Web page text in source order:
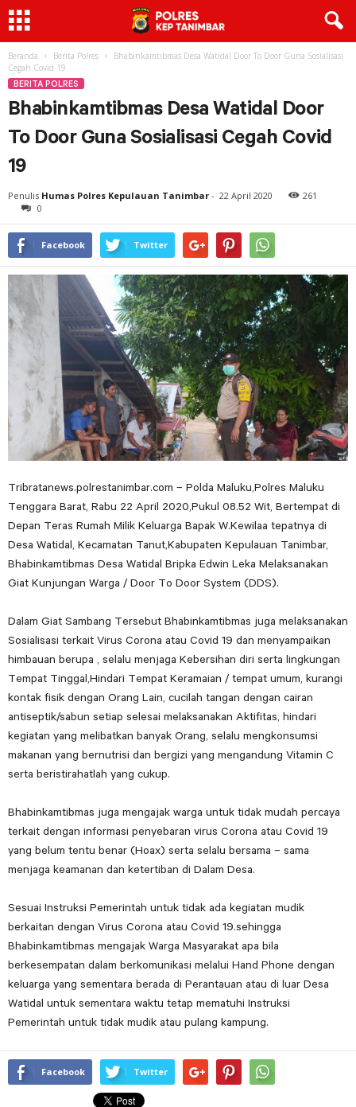
Beranda Berita Polres
Bhabinkamtibmas Desa Watidal Door To Door Guna Sosialisasi
Cegah Covid 19
BERITA POLRES
Bhabinkamtibmas Desa Watidal Door
To Door Guna Sosialisasi Cegah Covid
19
Penulis Humas Polres Kepulauan Tanimbar - 22 April 2020
261
0
Facebook Twitter
Tribratanews.polrestanimbar.com – Polda Maluku,Polres Maluku
Tenggara Barat, Rabu 22 April 2020,Pukul 08.52 Wit, Bertempat di
Depan Teras Rumah Milik Keluarga Bapak W.Kewilaa tepatnya di
Desa Watidal, Kecamatan Tanut,Kabupaten Kepulauan Tanimbar,
Bhabinkamtibmas Desa Watidal Bripka Edwin Leka Melaksanakan
Giat Kunjungan Warga / Door To Door System (DDS).
Dalam Giat Sambang Tersebut Bhabinkamtibmas juga melaksanakan
Sosialisasi terkait Virus Corona atau Covid 19 dan menyampaikan
himbauan berupa , selalu menjaga Kebersihan diri serta lingkungan
Tempat Tinggal,Hindari Tempat Keramaian / tempat umum, kurangi
kontak fisik dengan Orang Lain, cucilah tangan dengan cairan
antiseptik/sabun setiap selesai melaksanakan Aktifitas, hindari
kegiatan yang melibatkan banyak Orang, selalu mengkonsumsi
makanan yang bernutrisi dan bergizi yang mengandung Vitamin C
serta beristirahatlah yang cukup.
Bhabinkamtibmas juga mengajak warga untuk tidak mudah percaya
terkait dengan informasi penyebaran virus Corona atau Covid 19
yang belum tentu benar (Hoax) serta selalu bersama – sama
menjaga keamanan dan ketertiban di Dalam Desa.
Sesuai Instruksi Pemerintah untuk tidak ada kegiatan mudik
berkaitan dengan Virus Corona atau Covid 19.sehingga
Bhabinkamtibmas mengajak Warga Masyarakat apa bila
berkesempatan dalam berkomunikasi melalui Hand Phone dengan
keluarga yang sementara berada di Perantauan atau di luar Desa
Watidal untuk sementara waktu tetap mematuhi Instruksi
Pemerintah untuk tidak mudik atau pulang kampung.
Facebook Twitter